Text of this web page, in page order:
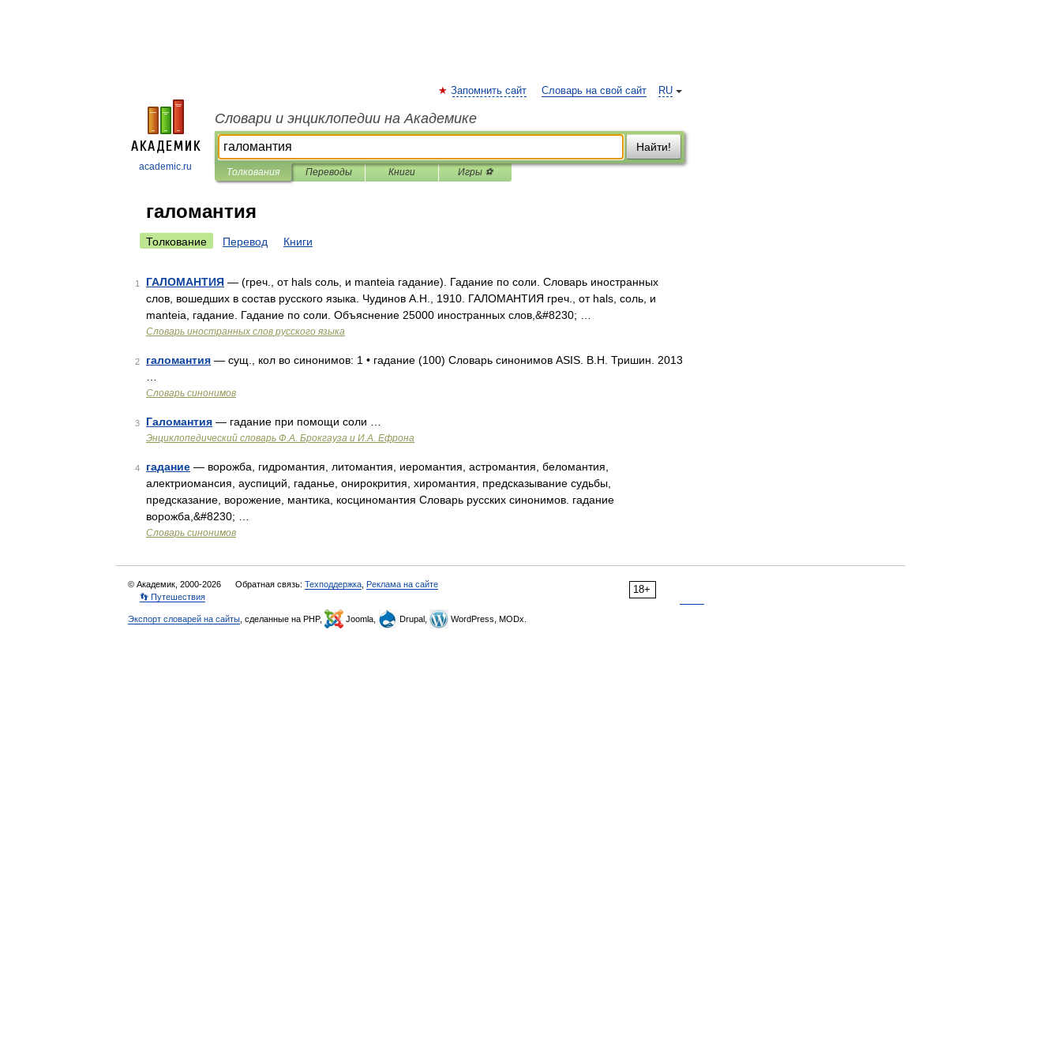
academic.ru
RU
Запомнить сайт Словарь на свой сайт
Словари и энциклопедии на Академике
Найти!
Толкования Переводы Книги Игры ⚽
галомантия
Толкование Перевод Книги
1 ГАЛОМАНТИЯ — (греч., от hals соль, и manteia гадание). Гадание по соли. Словарь иностранных
слов, вошедших в состав русского языка. Чудинов А.Н., 1910. ГАЛОМАНТИЯ греч., от hals, соль, и
manteia, гадание. Гадание по соли. Объяснение 25000 иностранных слов,&#8230; …
Словарь иностранных слов русского языка
2 галомантия — сущ., кол во синонимов: 1 • гадание (100) Словарь синонимов ASIS. В.Н. Тришин. 2013
Словарь синонимов
3 Галомантия — гадание при помощи соли …
Энциклопедический словарь Ф.А. Брокгауза и И.А. Ефрона
4 гадание — ворожба, гидромантия, литомантия, иеромантия, астромантия, беломантия,
алектриомансия, ауспиций, гаданье, онирокрития, хиромантия, предсказывание судьбы,
предсказание, ворожение, мантика, косциномантия Словарь русских синонимов. гадание
ворожба,&#8230; …
Словарь синонимов
18+
© Академик, 2000-2026 Обратная связь: Техподдержка Реклама на сайте
👣 Путешествия
Экспорт словарей на сайты , сделанные на PHP, Joomla, Drupal, WordPress, MODx.